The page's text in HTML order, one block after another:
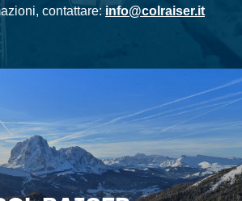
contattare:info@colraiser.it